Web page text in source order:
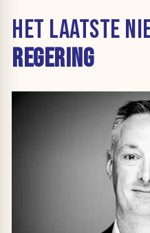
HET LAATSTE
REGERING